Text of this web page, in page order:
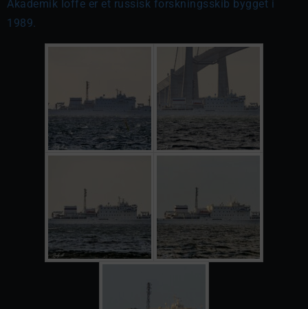
Akademik Ioffe er et russisk forskningsskib bygget i
1989.